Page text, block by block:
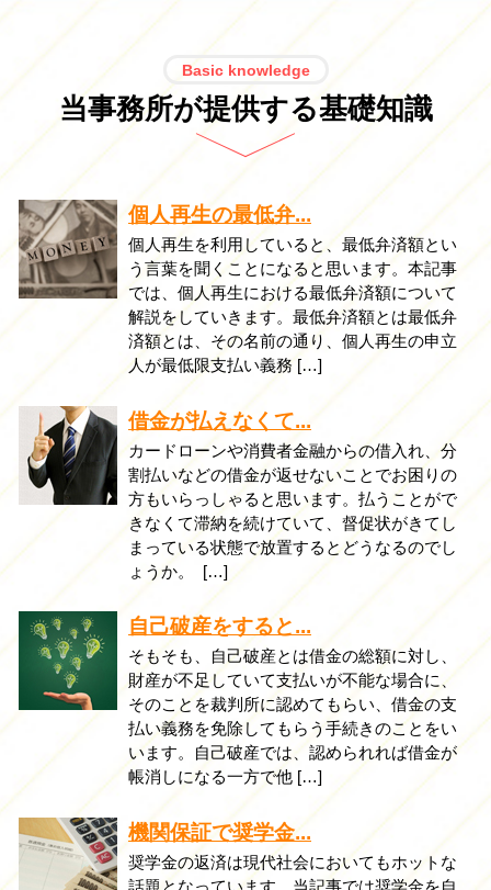
Basic knowledge
当事務所が提供する基礎知識
個人再生の最低弁...
個人再生を利用していると、最低弁済額とい
う言葉を聞くことになると思います。本記事
では、個人再生における最低弁済額について
解説をしていきます。最低弁済額とは最低弁
済額とは、その名前の通り、個人再生の申立
人が最低限支払い義務 […]
借金が払えなくて...
カードローンや消費者金融からの借入れ、分
割払いなどの借金が返せないことでお困りの
方もいらっしゃると思います。払うことがで
きなくて滞納を続けていて、督促状がきてし
まっている状態で放置するとどうなるのでし
ょうか。 […]
自己破産をすると...
そもそも、自己破産とは借金の総額に対し、
財産が不足していて支払いが不能な場合に、
そのことを裁判所に認めてもらい、借金の支
払い義務を免除してもらう手続きのことをい
います。自己破産では、認められれば借金が
帳消しになる一方で他 […]
機関保証で奨学金...
奨学金の返済は現代社会においてもホットな
話題となっています。当記事では奨学金を自